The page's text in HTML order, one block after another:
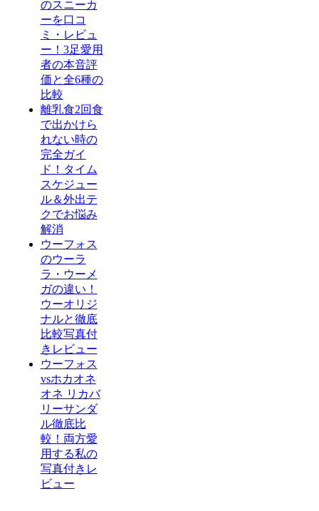
のスニーカ
ーを口コ
ミ・レビュ
ー！3足愛用
者の本音評
価と全6種の
比較
離乳食2回食
で出かけら
れない時の
完全ガイ
ド！タイム
スケジュー
ル＆外出テ
クでお悩み
解消
ウーフォス
のウーラ
ラ・ウーメ
ガの違い！
ウーオリジ
ナルと徹底
比較写真付
きレビュー
ウーフォス
vsホカオネ
オネ リカバ
リーサンダ
ル徹底比
較！両方愛
用する私の
写真付きレ
ビュー